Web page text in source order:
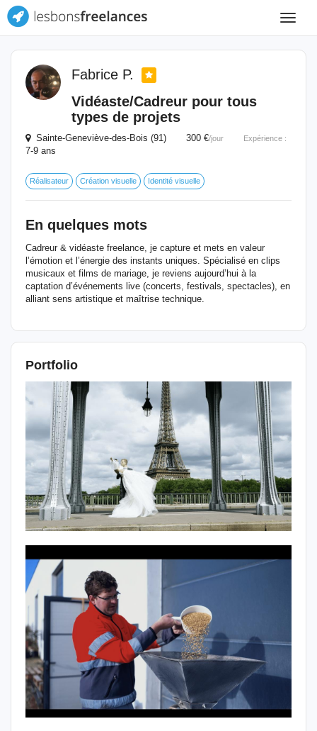
Toggle
Fabrice P.
Vidéaste/Cadreur pour tous
types de projets
Sainte-Geneviève-des-Bois (91) 300 €/jour Expérience :
7-9 ans
Réalisateur Création visuelle Identité visuelle
En quelques mots
Cadreur & vidéaste freelance, je capture et mets en valeur
l’émotion et l’énergie des instants uniques. Spécialisé en clips
musicaux et films de mariage, je reviens aujourd’hui à la
captation d’événements live (concerts, festivals, spectacles), en
alliant sens artistique et maîtrise technique.
Portfolio